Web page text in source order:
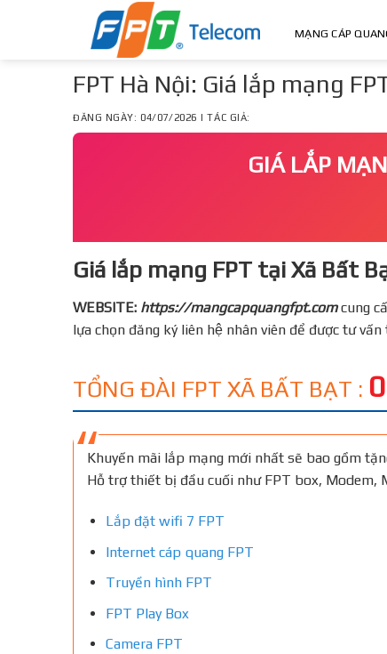
MẠNG CÁP
FPT Hà Nội: Giá lắp mạng
ĐĂNG NGÀY: 04/07/2026 | TÁC GIẢ:
GIÁ LẮP
Giá lắp mạng FPT tại Xã Bất
WEBSITE: https://mangcapquangfpt.comcung
lựa chọn đăng ký liên hệ nhân viên để được tư vấn
TỔNG ĐÀI FPT XÃ BẤT BẠT :
Khuyến mãi lắp mạng mới nhất sẽ bao gồm
Hỗ trợ thiết bị đầu cuối như FPT box, Modem,
Lắp đặt wifi 7 FPT
Internet cáp quang FPT
Truyền hình FPT
FPT Play Box
Camera FPT